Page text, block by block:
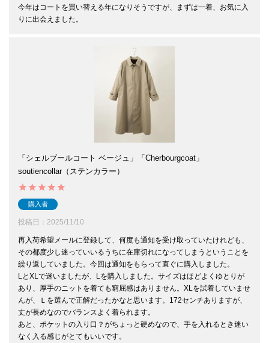
今年はコートを買い替える年になりそうですが、まずは一着、お気に入
りに出会えました。
「シェルブールコート ベージュ」「Cherbourgcoat」
soutiencollar（ステンカラー）
購入者
投稿日 2025/11/10
再入荷希望メールに登録して、何度も通知を受け取っていたけれども、
その都度少し迷っていいるうちに在庫切れになってしまうということを
繰り返していました。今回は通知をもらって直ぐに購入しました。
LとXLで迷いましたが、Lを購入しました。サイズはほどよくゆとりが
あり、厚手のニットを着ても窮屈感はありません。XLを試着していませ
んが、Ｌを選んで正解だったかなと思います。172センチありますが、
丈が長めなのでバランスよく着られます。
あと、ポケットの入り口？がちょっと硬めなので、手を入れるとき迷い
なく入る感じがとてもいいです。